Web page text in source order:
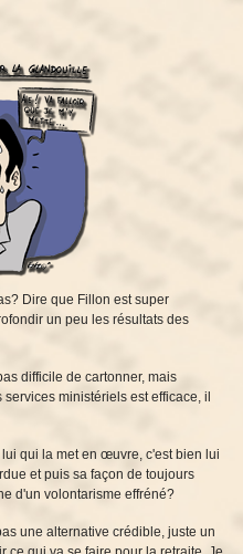
Dire que Fillon est super
un peu les résultats des
difficile de cartonner, mais
ministériels est efficace, il
qui la met en œuvre, c'est bien lui
et puis sa façon de toujours
d'un volontarisme effréné?
une alternative crédible, juste un